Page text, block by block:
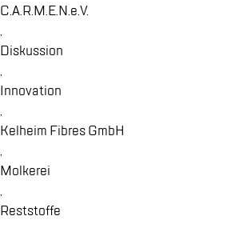
C.A.R.M.E.N.e.V.
,
Dis­kus­si­on
,
In­no­va­ti­on
,
Kel­heim Fi­b­res GmbH
,
Mol­ke­rei
,
Rest­stof­fe